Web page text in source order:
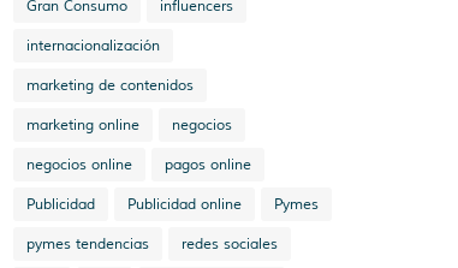
Gran Consumo influencers
internacionalización
marketing de contenidos
marketing online negocios
negocios online pagos online
Publicidad Publicidad online Pymes
pymes tendencias redes sociales